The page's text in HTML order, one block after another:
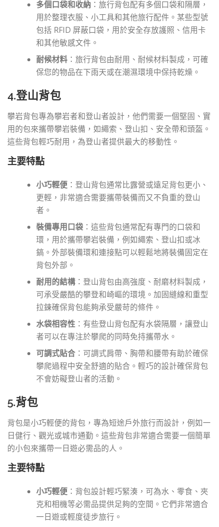
多個口袋和收納 ：旅行背包配有多個口袋和隔層，
用於整理衣服、小工具和其他旅行配件。某些型號
包括 RFID 屏蔽口袋，用於安全存放護照、信用卡
和其他敏感文件。
耐候材料 ：旅行背包由耐用、耐候材料製成，可確
保您的物品在下雨天或在潮濕環境中保持乾燥。
4.登山背包
攀岩背包專為攀岩者和登山者設計，他們需要一個堅固、實
用的包來攜帶攀岩裝備，如繩索、登山扣、安全帶和頭盔。
這些背包輕巧耐用，為登山者提供最大的移動性。
主要特點
小巧輕便 ：登山背包通常比露營或遠足背包更小、
更輕，非常適合需要攜帶裝備而又不負重的登山
者。
裝備專用口袋 ：這些背包通常配有專門的口袋和
環，用於攜帶攀岩裝備，例如繩索、登山扣或冰
鎬。外部裝備環和連接點可以輕鬆地將裝備固定在
背包外部。
耐用的結構 ：登山背包由高強度、耐磨材料製成，
可承受嚴酷的攀登和崎嶇的環境。加固縫線和重型
拉鍊確保背包能夠承受嚴苛的條件。
水袋相容性 ：有些登山背包配有水袋隔層，讓登山
者可以在專注於攀爬的同時免持攜帶水。
可調式貼合 ：可調式肩帶、胸帶和腰帶有助於確保
攀爬過程中安全舒適的貼合。輕巧的設計確保背包
不會妨礙登山者的活動。
5.背包
背包是小巧輕便的背包，專為短途戶外旅行而設計，例如一
日健行、觀光或城市通勤。這些背包非常適合需要一個簡單
的小包來攜帶一日遊必需品的人。
主要特點
小巧輕便 ：背包設計輕巧緊湊，可為水、零食、夾
克和相機等必需品提供足夠的空間。它們非常適合
一日遊或輕度徒步旅行。